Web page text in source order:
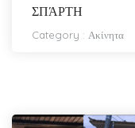
ΣΠΆΡΤΗ
Category : Ακίνητα